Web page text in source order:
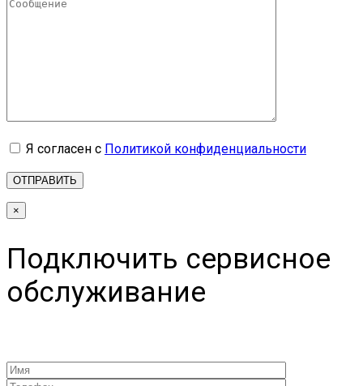
Я согласен с Политикой конфиденциальности
×
Подключить сервисное
обслуживание